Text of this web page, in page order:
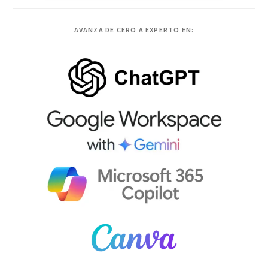
AVANZA DE CERO A EXPERTO EN: